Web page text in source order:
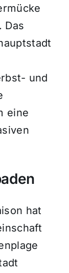
Das
und
eine
hat